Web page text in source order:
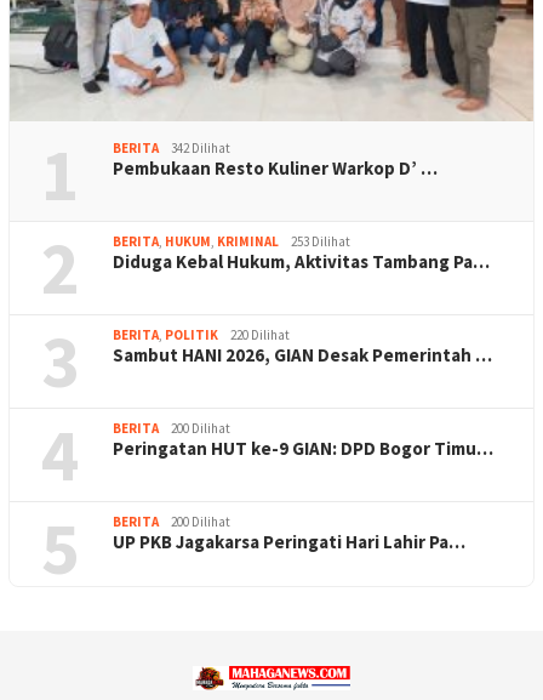
1 BERITA 342 Dilihat
Pembukaan Resto Kuliner Warkop D’ …
2 BERITA, HUKUM, KRIMINAL 253 Dilihat
Diduga Kebal Hukum, Aktivitas Tambang Pa…
3 BERITA, POLITIK 220 Dilihat
Sambut HANI 2026, GIAN Desak Pemerintah …
4 BERITA 200 Dilihat
Peringatan HUT ke-9 GIAN: DPD Bogor Timu…
5 BERITA 200 Dilihat
UP PKB Jagakarsa Peringati Hari Lahir Pa…